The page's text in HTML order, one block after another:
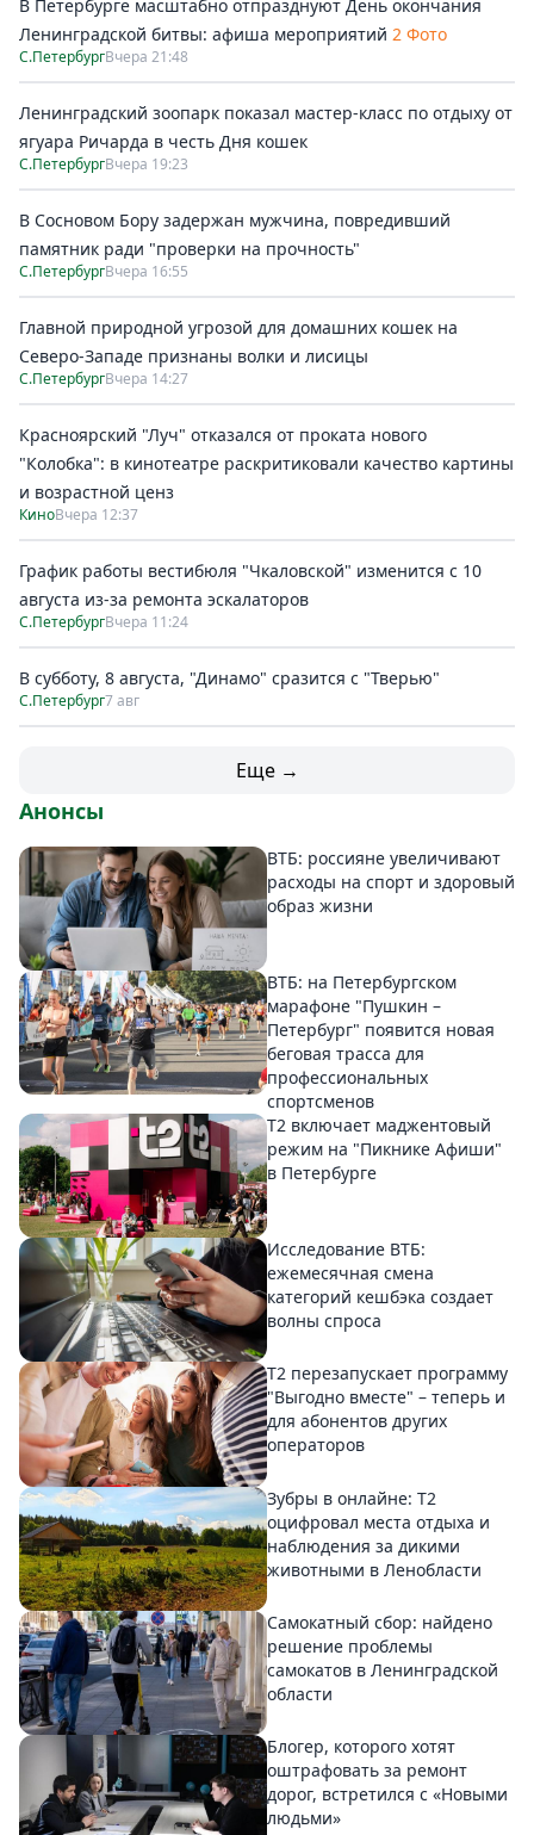
В Петербурге масштабно отпразднуют День окончания
Ленинградской битвы: афиша мероприятий 2 Фото
С.ПетербургВчера 21:48
Ленинградский зоопарк показал мастер-класс по отдыху от
ягуара Ричарда в честь Дня кошек
С.ПетербургВчера 19:23
В Сосновом Бору задержан мужчина, повредивший
памятник ради "проверки на прочность"
С.ПетербургВчера 16:55
Главной природной угрозой для домашних кошек на
Северо-Западе признаны волки и лисицы
С.ПетербургВчера 14:27
Красноярский "Луч" отказался от проката нового
"Колобка": в кинотеатре раскритиковали качество картины
и возрастной ценз
КиноВчера 12:37
График работы вестибюля "Чкаловской" изменится с 10
августа из-за ремонта эскалаторов
С.ПетербургВчера 11:24
В субботу, 8 августа, "Динамо" сразится с "Тверью"
С.Петербург7 авг
Еще →
Анонсы
ВТБ: россияне увеличивают
расходы на спорт и здоровый
образ жизни
ВТБ: на Петербургском
марафоне "Пушкин –
Петербург" появится новая
беговая трасса для
профессиональных
спортсменов
Т2 включает маджентовый
режим на "Пикнике Афиши"
в Петербурге
Исследование ВТБ:
ежемесячная смена
категорий кешбэка создает
волны спроса
Т2 перезапускает программу
"Выгодно вместе" – теперь и
для абонентов других
операторов
Зубры в онлайне: Т2
оцифровал места отдыха и
наблюдения за дикими
животными в Ленобласти
Самокатный сбор: найдено
решение проблемы
самокатов в Ленинградской
области
Блогер, которого хотят
оштрафовать за ремонт
дорог, встретился с «Новыми
людьми»